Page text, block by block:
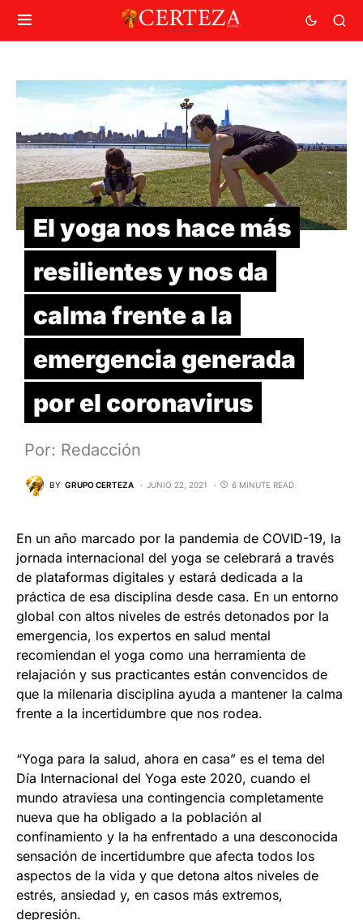
El yoga nos hace más
resilientes y nos da
calma frente a la
emergencia generada
por el coronavirus
Por: Redacción
BY GRUPO CERTEZA JUNIO 22, 2021 6 MINUTE READ
En un año marcado por la pandemia de COVID-19, la
jornada internacional del yoga se celebrará a través
de plataformas digitales y estará dedicada a la
práctica de esa disciplina desde casa. En un entorno
global con altos niveles de estrés detonados por la
emergencia, los expertos en salud mental
recomiendan el yoga como una herramienta de
relajación y sus practicantes están convencidos de
que la milenaria disciplina ayuda a mantener la calma
frente a la incertidumbre que nos rodea.
“Yoga para la salud, ahora en casa” es el tema del
Día Internacional del Yoga este 2020, cuando el
mundo atraviesa una contingencia completamente
nueva que ha obligado a la población al
confinamiento y la ha enfrentado a una desconocida
sensación de incertidumbre que afecta todos los
aspectos de la vida y que detona altos niveles de
estrés, ansiedad y, en casos más extremos,
depresión.